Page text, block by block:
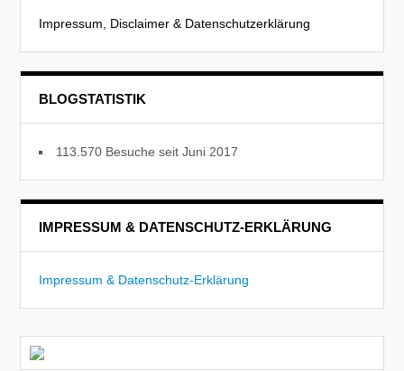
Impressum, Disclaimer & Datenschutzerklärung
BLOGSTATISTIK
113.570 Besuche seit Juni 2017
IMPRESSUM & DATENSCHUTZ-ERKLÄRUNG
Impressum & Datenschutz-Erklärung